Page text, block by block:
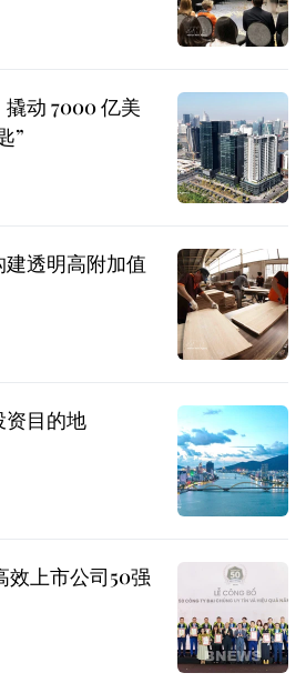
动 7000 亿美
”
透明高附加值
资目的地
效上市公司50强